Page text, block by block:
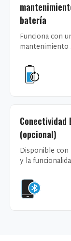
batería
Funciona con
mantenimiento
Conectividad
(opcional)
Disponible con
y la